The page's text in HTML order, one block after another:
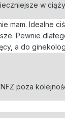
w
mam. Idealne
Pewnie
a do
poza